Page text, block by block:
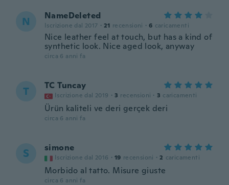
N NameDeleted
Iscrizione dal 2017 · 21 recensioni · 6 caricamenti
Nice leather feel at touch, but has a kind of
synthetic look. Nice aged look, anyway
circa 6 anni fa
T TC Tuncay
Iscrizione dal 2019 · 3 recensioni · 3 caricamenti
Ürün kaliteli ve deri gerçek deri
circa 6 anni fa
S simone
Iscrizione dal 2016 · 19 recensioni · 2 caricamenti
Morbido al tatto. Misure giuste
circa 6 anni fa